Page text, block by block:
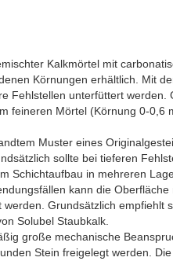
Kalkmörtel mit
Körnungen erhältlich. Mit
Fehlstellen unterfüttert werden.
feineren Mörtel (Körnung 0-0,6
Muster eines
sollte bei tieferen
Schichtaufbau in mehreren
kann die Oberfläche
Grundsätzlich empfiehlt
Solubel Staubkalk.
große mechanische
Stein freigelegt werden.